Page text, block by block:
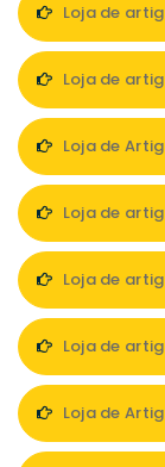
Loja de
Loja de
Loja de
Loja de
Loja de
Loja de
Loja de